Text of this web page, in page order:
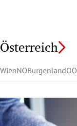
Österreich
WienNÖBurgenlandOÖ